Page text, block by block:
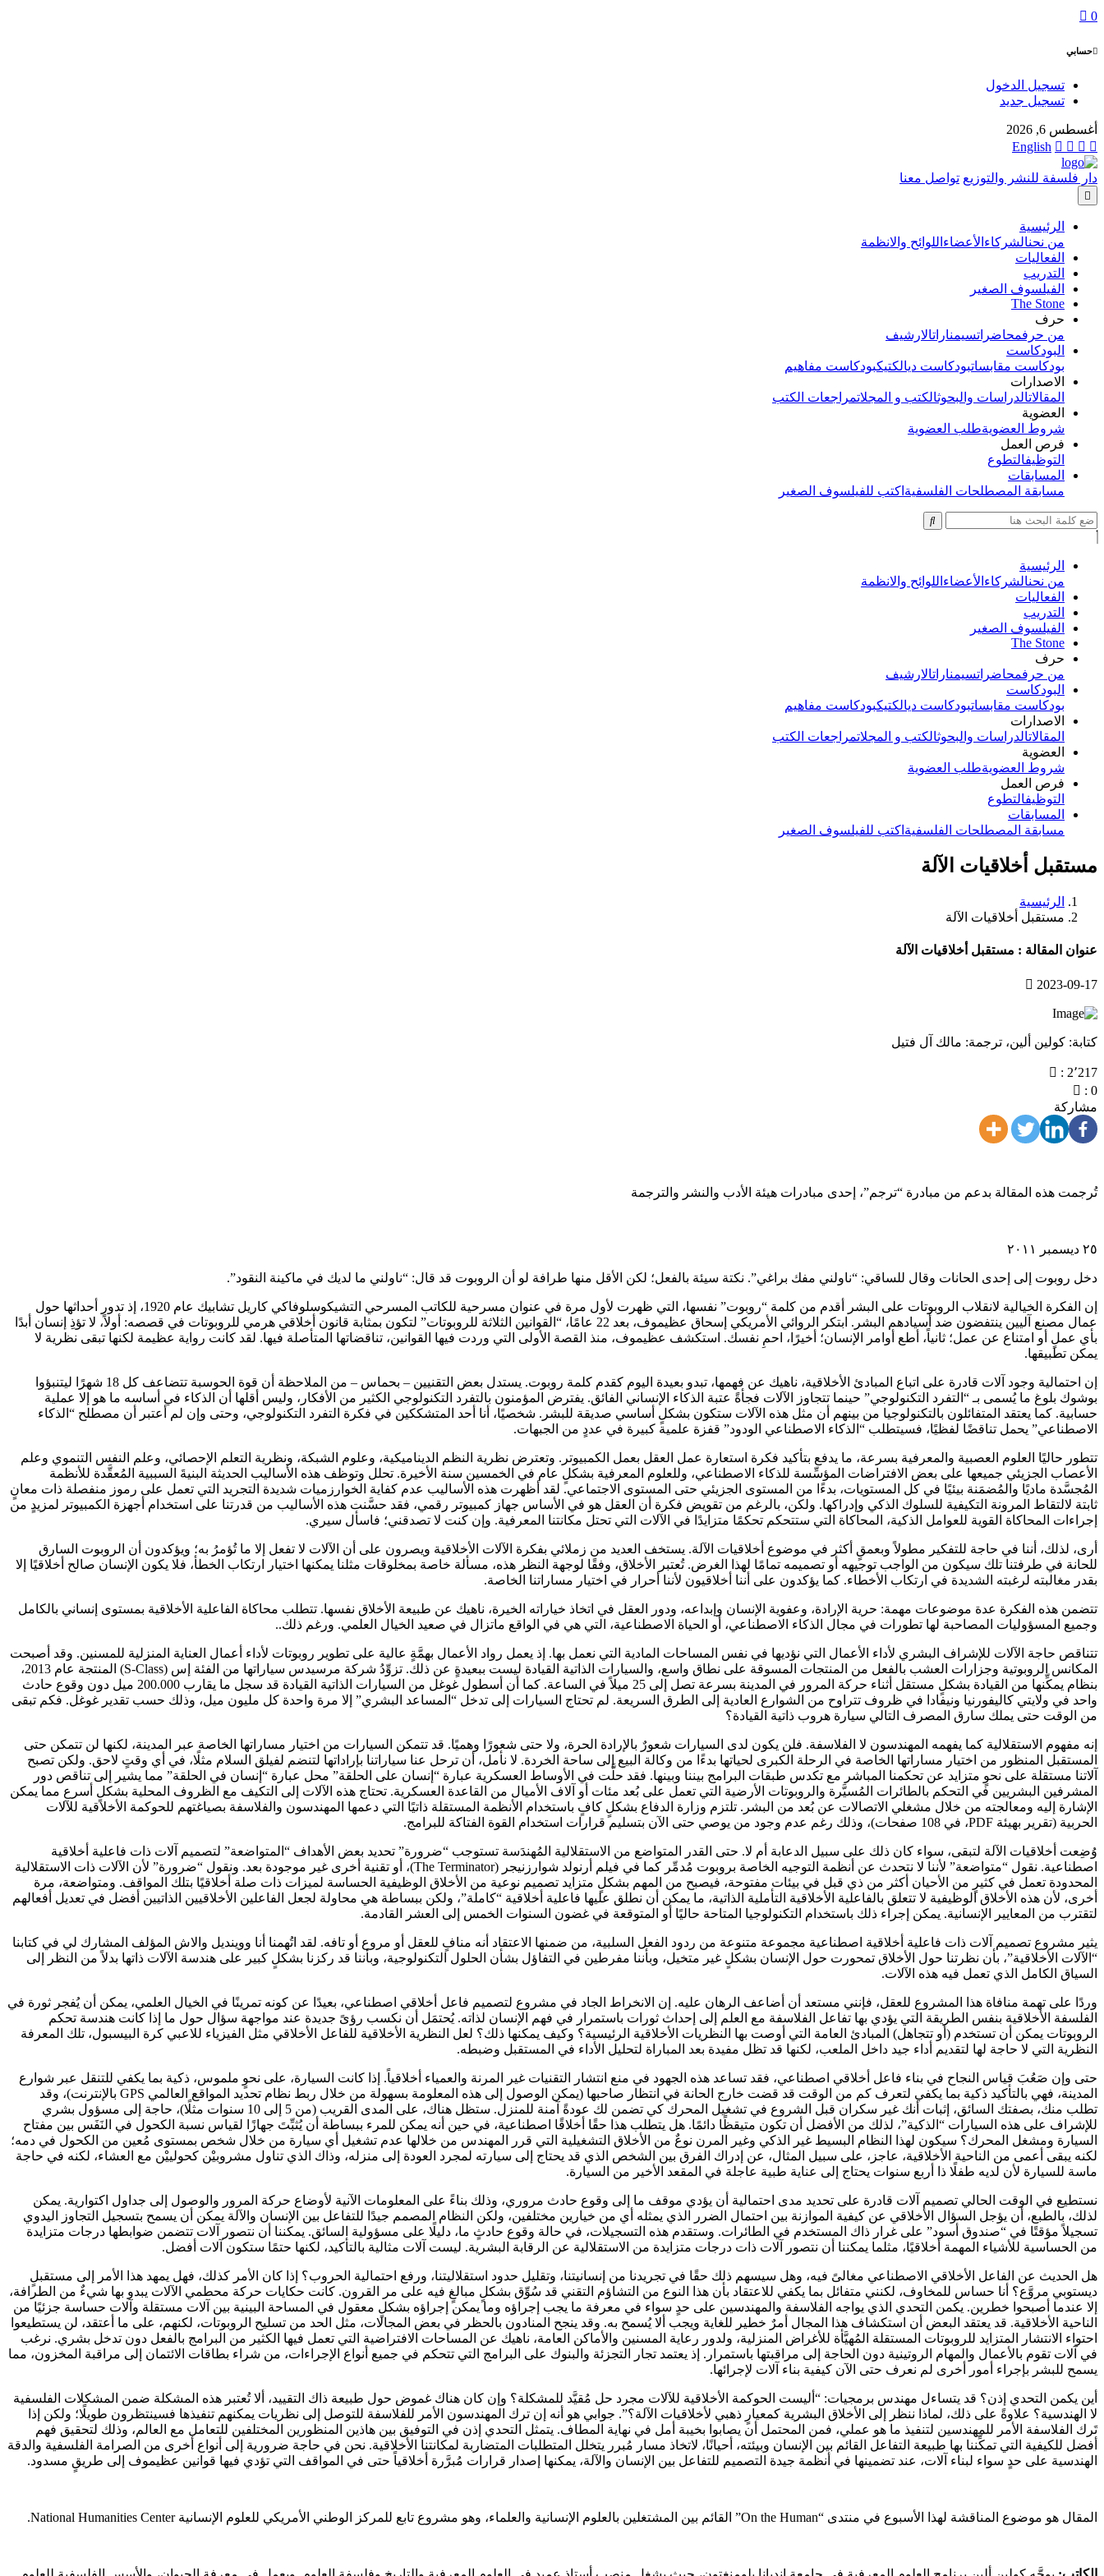
0
حسابي
تسجيل الدخول
تسجيل جديد
أغسطس 6, 2026
English
دار فلسفة للنشر والتوزيع تواصل معنا
الرئيسية
من نحنالشركاء الأعضاء اللوائح والانظمة
الفعاليات
التدريب
الفيلسوف الصغير
The Stone
حرف
من حرفمحاضراتسيمناراتالارشيف
البودكاست
بودكاست مقابساتبودكاست ديالكتيكبودكاست مفاهيم
الاصدارات
المقالاتالدراسات والبحوثالكتب و المجلاتمراجعات الكتب
العضوية
شروط العضويةطلب العضوية
فرص العمل
التوظيفالتطوع
المسابقات
مسابقة المصطلحات الفلسفية اكتب للفيلسوف الصغير
الرئيسية
من نحنالشركاء الأعضاء اللوائح والانظمة
الفعاليات
التدريب
الفيلسوف الصغير
The Stone
حرف
من حرفمحاضراتسيمناراتالارشيف
البودكاست
بودكاست مقابساتبودكاست ديالكتيكبودكاست مفاهيم
الاصدارات
المقالاتالدراسات والبحوثالكتب و المجلاتمراجعات الكتب
العضوية
شروط العضويةطلب العضوية
فرص العمل
التوظيفالتطوع
المسابقات
مسابقة المصطلحات الفلسفية اكتب للفيلسوف الصغير
مستقبل أخلاقيات الآلة
الرئيسية
مستقبل أخلاقيات الآلة
عنوان المقالة : مستقبل أخلاقيات الآلة
2023-09-17
كتابة: كولين ألين، ترجمة: مالك آل فتيل
: 2٬217
: 0
مشاركة
تُرجمت هذه المقالة بدعم من مبادرة “ترجم”، إحدى مبادرات هيئة الأدب والنشر والترجمة
٢٥ ديسمبر ٢٠١١
دخل روبوت إلى إحدى الحانات وقال للساقي: “ناولني مفك براغي”. نكتة سيئة بالفعل؛ لكن الأقل منها طرافة لو أن الروبوت قد قال: “ناولني ما لديك في ماكينة النقود”.
إن الفكرة الخيالية لانقلاب الروبوتات على البشر أقدم من كلمة “روبوت” نفسها، التي ظهرت لأول مرة في عنوان مسرحية للكاتب المسرحي التشيكوسلوفاكي كاريل تشابيك عام 1920، إذ تدور أحداثها حول
عمال مصنع آليين ينتفضون ضد أسيادهم البشر. ابتكر الروائي الأمريكي إسحاق عظيموف، بعد 22 عامًا، “القوانين الثلاثة للروبوتات” لتكون بمثابة قانون أخلاقي هرمي للروبوتات في قصصه: أولاً، لا تؤذِ إنسان أبدًا
بأي عملٍ أو امتناع عن عمل؛ ثانياً، أطع أوامر الإنسان؛ أخيرًا، احمِ نفسك. استكشف عظيموف، منذ القصة الأولى التي وردت فيها القوانين، تناقضاتها المتأصلة فيها. لقد كانت رواية عظيمة لكنها تبقى نظرية لا
يمكن تطبيقها.
إن احتمالية وجود آلات قادرة على اتباع المبادئ الأخلاقية، ناهيك عن فهمها، تبدو بعيدة اليوم كقدم كلمة روبوت. يستدل بعض التقنيين – بحماس – من الملاحظة أن قوة الحوسبة تتضاعف كل 18 شهرًا ليتنبؤوا
بوشوك بلوغ ما يُسمى بـ “التفرد التكنولوجي” حينما تتجاوز الآلات فجأةً عتبة الذكاء الإنساني الفائق. يفترض المؤمنون بالتفرد التكنولوجي الكثير من الأفكار، وليس أقلها أن الذكاء في أساسه ما هو إلا عملية
حسابية. كما يعتقد المتفائلون بالتكنولوجيا من بينهم أن مثل هذه الآلات ستكون بشكلٍ أساسي صديقة للبشر. شخصيًا، أنا أحد المتشككين في فكرة التفرد التكنولوجي، وحتى وإن لم أعتبر أن مصطلح “الذكاء
الاصطناعي” يحمل تناقضًا لفظيًا، فسيتطلب “الذكاء الاصطناعي الودود” قفزة علمية كبيرة في عددٍ من الجبهات.
تتطور حاليًا العلوم العصبية والمعرفية بسرعة، ما يدفع بتأكيد فكرة استعارة عمل العقل بعمل الكمبيوتر. وتعترض نظرية النظم الديناميكية، وعلوم الشبكة، ونظرية التعلم الإحصائي، وعلم النفس التنموي وعلم
الأعصاب الجزيئي جميعها على بعض الافتراضات المؤسِّسة للذكاء الاصطناعي، وللعلوم المعرفية بشكلٍ عام في الخمسين سنة الأخيرة. تحلل وتوظف هذه الأساليب الحديثة البنيةَ السببية المُعقَّدة للأنظمة
المُجسَّدة ماديًا والمُضمَنة بيئيًا في كل المستويات، بدءًا من المستوى الجزيئي حتى المستوى الاجتماعي. لقد أظهرت هذه الأساليب عدم كفاية الخوارزميات شديدة التجريد التي تعمل على رموز منفصلة ذات معانٍ
ثابتة لالتقاط المرونة التكيفية للسلوك الذكي وإدراكها. ولكن، بالرغم من تقويض فكرة أن العقل هو في الأساس جهاز كمبيوتر رقمي، فقد حسَّنت هذه الأساليب من قدرتنا على استخدام أجهزة الكمبيوتر لمزيدٍ من
إجراءات المحاكاة القوية للعوامل الذكية، المحاكاة التي ستتحكم تحكمًا متزايدًا في الآلات التي تحتل مكانتنا المعرفية. وإن كنت لا تصدقني؛ فاسأل سيري.
أرى، لذلك، أننا في حاجة للتفكير مطولاً وبعمقٍ أكثر في موضوع أخلاقيات الآلة. يستخف العديد من زملائي بفكرة الآلات الأخلاقية ويصرون على أن الآلات لا تفعل إلا ما تُؤمرُ به؛ ويؤكدون أن الروبوت السارق
للحانة في طرفتنا تلك سيكون من الواجب توجيهه أو تصميمه تمامًا لهذا الغرض. تُعتبر الأخلاق، وفقًا لوجهة النظر هذه، مسألة خاصة بمخلوقات مثلنا يمكنها اختيار ارتكاب الخطأ، فلا يكون الإنسان صالح أخلاقيًا إلا
بقدر مغالبته لرغبته الشديدة في ارتكاب الأخطاء. كما يؤكدون على أننا أخلاقيون لأننا أحرار في اختيار مساراتنا الخاصة.
تتضمن هذه الفكرة عدة موضوعات مهمة: حرية الإرادة، وعفوية الإنسان وإبداعه، ودور العقل في اتخاذ خياراته الخيرة، ناهيك عن طبيعة الأخلاق نفسها. تتطلب محاكاة الفاعلية الأخلاقية بمستوى إنساني بالكامل
وجميع المسؤوليات المصاحبة لها تطورات في مجال الذكاء الاصطناعي، أو الحياة الاصطناعية، التي هي في الواقع ماتزال في صعيد الخيال العلمي. ورغم ذلك..
تتناقص حاجة الآلات للإشراف البشري لأداء الأعمال التي نؤديها في نفس المساحات المادية التي نعمل بها. إذ يعمل رواد الأعمال بهمَّةٍ عالية على تطوير روبوتات لأداء أعمال العناية المنزلية للمسنين. وقد أصبحت
المكانس الروبوتية وجزارات العشب بالفعل من المنتجات المسوقة على نطاق واسع، والسيارات الذاتية القيادة ليست ببعيدةٍ عن ذلك. تزوِّدُ شركة مرسيدس سياراتها من الفئة إس (S-Class) المنتجة عام 2013،
بنظام يمكِّنها من القيادة بشكلٍ مستقل أثناء حركة المرور في المدينة بسرعة تصل إلى 25 ميلاً في الساعة. كما أن أسطول غوغل من السيارات الذاتية القيادة قد سجل ما يقارب 200.000 ميل دون وقوع حادث
واحد في ولايتي كاليفورنيا ونيفادا في ظروف تتراوح من الشوارع العادية إلى الطرق السريعة. لم تحتاج السيارات إلى تدخل “المساعد البشري” إلا مرة واحدة كل مليون ميل، وذلك حسب تقدير غوغل. فكم تبقى
من الوقت حتى يملك سارق المصرف التالي سيارة هروب ذاتية القيادة؟
إنه مفهوم الاستقلالية كما يفهمه المهندسون لا الفلاسفة. فلن يكون لدى السيارات شعورٌ بالإرادة الحرة، ولا حتى شعورًا وهميًا. قد تتمكن السيارات من اختيار مساراتها الخاصة عبر المدينة، لكنها لن تتمكن حتى
المستقبل المنظور من اختيار مساراتها الخاصة في الرحلة الكبرى لحياتها بدءًا من وكالة البيع إلى ساحة الخردة. لا نأمل، أن ترحل عنا سياراتنا بإراداتها لتنضم لفيلق السلام مثلًا، في أي وقتٍ لاحق. ولكن تصبح
آلاتنا مستقلة على نحوٍ متزايد عن تحكمنا المباشر مع تكدس طبقات البرامج بيننا وبينها. فقد حلَّت في الأوساط العسكرية عبارة “إنسان على الحلقة” محل عبارة “إنسان في الحلقة” مما يشير إلى تناقص دور
المشرفين البشريين في التحكم بالطائرات المُسيَّرة والروبوتات الأرضية التي تعمل على بُعد مئات أو آلاف الأميال من القاعدة العسكرية. تحتاج هذه الآلات إلى التكيف مع الظروف المحلية بشكلٍ أسرع مما يمكن
الإشارة إليه ومعالجته من خلال مشغلي الاتصالات عن بُعد من البشر. تلتزم وزارة الدفاع بشكلٍ كافٍ باستخدام الأنظمة المستقلة ذاتيًا التي دعمها المهندسون والفلاسفة بصياغتهم للحوكمة الأخلاقية للآلات
الحربية (تقرير بهيئة PDF، في 108 صفحات)، وذلك رغم عدم وجود من يوصي حتى الآن بتسليم قرارات استخدام القوة الفتاكة للبرامج.
وُضِعت أخلاقيات الآلة لتبقى، سواء كان ذلك على سبيل الدعابة أم لا. حتى القدر المتواضع من الاستقلالية المُهندَسة تستوجب “ضرورة” تحديد بعض الأهداف “المتواضعة” لتصميم آلات ذات فاعلية أخلاقية
اصطناعية. نقول “متواضعة” لأننا لا نتحدث عن أنظمة التوجيه الخاصة بروبوت مُدمِّر كما في فيلم أرنولد شوارزنيجر (The Terminator)، أو تقنية أخرى غير موجودة بعد. ونقول “ضرورة” لأن الآلات ذات الاستقلالية
المحدودة تعمل في كثيرٍ من الأحيان أكثر من ذي قبل في بيئات مفتوحة، فيصبح من المهم بشكلٍ متزايد تصميم نوعية من الأخلاق الوظيفية الحساسة لميزات ذات صلة أخلاقيًا بتلك المواقف. ومتواضعة، مرة
أخرى، لأن هذه الأخلاق الوظيفية لا تتعلق بالفاعلية الأخلاقية التأملية الذاتية، ما يمكن أن نطلق عليها فاعلية أخلاقية “كاملة”، ولكن ببساطة هي محاولة لجعل الفاعلين الأخلاقيين الذاتيين أفضل في تعديل أفعالهم
لتقترب من المعايير الإنسانية. يمكن إجراء ذلك باستخدام التكنولوجيا المتاحة حاليًا أو المتوقعة في غضون السنوات الخمس إلى العشر القادمة.
يثير مشروع تصميم آلات ذات فاعلية أخلاقية اصطناعية مجموعة متنوعة من ردود الفعل السلبية، من ضمنها الاعتقاد أنه منافٍ للعقل أو مروع أو تافه. لقد اتُهمنا أنا ووينديل والاش المؤلف المشارك لي في كتابنا
“الآلات الأخلاقية”، بأن نظرتنا حول الأخلاق تمحورت حول الإنسان بشكلٍ غير متخيل، وبأننا مفرطين في التفاؤل بشأن الحلول التكنولوجية، وبأننا قد ركزنا بشكلٍ كبير على هندسة الآلات ذاتها بدلاً من النظر إلى
السياق الكامل الذي تعمل فيه هذه الآلات.
وردًا على تهمة منافاة هذا المشروع للعقل، فإنني مستعد أن أضاعف الرهان عليه. إن الانخراط الجاد في مشروع لتصميم فاعل أخلاقي اصطناعي، بعيدًا عن كونه تمرينًا في الخيال العلمي، يمكن أن يُفجر ثورة في
الفلسفة الأخلاقية بنفس الطريقة التي يؤدي بها تفاعل الفلاسفة مع العلم إلى إحداث ثورات باستمرار في فهم الإنسان لذاته. يُحتمَل أن نكسب رؤىً جديدة عند مواجهة سؤال حول ما إذا كانت هندسة تحكم
الروبوتات يمكن أن تستخدم (أو تتجاهل) المبادئ العامة التي أوصت بها النظريات الأخلاقية الرئيسية؟ وكيف يمكنها ذلك؟ لعل النظرية الأخلاقية للفاعل الأخلاقي مثل الفيزياء للاعبي كرة البيسبول، تلك المعرفة
النظرية التي لا حاجة لها لتقديم أداء جيد داخل الملعب، لكنها قد تظل مفيدة بعد المباراة لتحليل الأداء في المستقبل وضبطه.
حتى وإن صَعُبَ قياس النجاح في بناء فاعل أخلاقي اصطناعي، فقد تساعد هذه الجهود في منع انتشار التقنيات غير المرنة والعمياء أخلاقياً. إذا كانت السيارة، على نحوٍ ملموس، ذكية بما يكفي للتنقل عبر شوارع
المدينة، فهي بالتأكيد ذكية بما يكفي لتعرف كم من الوقت قد قضت خارج الحانة في انتظار صاحبها (يمكن الوصول إلى هذه المعلومة بسهولة من خلال ربط نظام تحديد المواقع العالمي GPS بالإنترنت)، وقد
تطلب منك، بصفتك السائق، إثبات أنك غير سكران قبل الشروع في تشغيل المحرك كي تضمن لك عودةً آمنة للمنزل. ستظل هناك، على المدى القريب (من 5 إلى 10 سنوات مثلًا)، حاجة إلى مسؤول بشري
للإشراف على هذه السيارات “الذكية”، لذلك من الأفضل أن تكون متيقظًا دائمًا. هل يتطلب هذا حقًا أخلاقًا اصطناعية، في حين أنه يمكن للمرء ببساطة أن يُثبِّتَ جهازًا لقياس نسبة الكحول في النَفَس بين مفتاح
السيارة ومشغل المحرك؟ سيكون لهذا النظام البسيط غير الذكي وغير المرن نوعٌ من الأخلاق التشغيلية التي قرر المهندس من خلالها عدم تشغيل أي سيارة من خلال شخص بمستوى مُعين من الكحول في دمه؛
لكنه يبقى أعمى من الناحية الأخلاقية، عاجز، على سبيل المثال، عن إدراك الفرق بين الشخص الذي قد يحتاج إلى سيارته لمجرد العودة إلى منزله، وذاك الذي تناول مشروبيْن كحولييْن مع العشاء، لكنه في حاجة
ماسة للسيارة لأن لديه طفلًا ذا أربع سنوات يحتاج إلى عناية طبية عاجلة في المقعد الأخير من السيارة.
نستطيع في الوقت الحالي تصميم آلات قادرة على تحديد مدى احتمالية أن يؤدي موقف ما إلى وقوع حادث مروري، وذلك بناءً على المعلومات الآنية لأوضاع حركة المرور والوصول إلى جداول اكتوارية. يمكن
لذلك، بالطبع، أن يؤجل السؤال الأخلاقي عن كيفية الموازنة بين احتمال الضرر الذي يمثله أي من خيارين مختلفين، ولكن النظام المصمم جيدًا للتفاعل بين الإنسان والآلة يمكن أن يسمح بتسجيل التجاوز اليدوي
تسجيلاً مؤقتًا في “صندوق أسود” على غرار ذاك المستخدم في الطائرات. وستقدم هذه التسجيلات، في حالة وقوع حادثٍ ما، دليلًا على مسؤولية السائق. يمكننا أن نتصور آلات تتضمن ضوابطها درجات متزايدة
من الحساسية للأشياء المهمة أخلاقيًا، مثلما يمكننا أن نتصور آلات ذات درجات متزايدة من الاستقلالية عن الرقابة البشرية. ليست آلات مثالية بالتأكيد، لكنها حتمًا ستكون آلات أفضل.
هل الحديث عن الفاعل الأخلاقي الاصطناعي مغالىً فيه، وهل سيسهم ذلك حقًا في تجريدنا من إنسانيتنا، وتقليل حدود استقلاليتنا، ورفع احتمالية الحروب؟ إذا كان الأمر كذلك، فهل يمهد هذا الأمر إلى مستقبلٍ
ديستوبي مروَّع؟ أنا حساس للمخاوف، لكنني متفائل بما يكفي للاعتقاد بأن هذا النوع من التشاؤم التقني قد سُوِّق بشكلٍ مبالغٍ فيه على مر القرون. كانت حكايات حركة محطمي الآلات يبدو بها شيءٌ من الطرافة،
إلا عندما أصبحوا خطرين. يكمن التحدي الذي يواجه الفلاسفة والمهندسين على حدٍ سواء في معرفة ما يجب إجراؤه وما يمكن إجراؤه بشكلٍ معقول في المساحة البينية بين آلات مستقلة وآلات حساسة جزئيًا من
الناحية الأخلاقية. قد يعتقد البعض أن استكشاف هذا المجال أمرٌ خطير للغاية ويجب ألا يُسمح به. وقد ينجح المنادون بالحظر في بعض المجالات، مثل الحد من تسليح الروبوتات، لكنهم، على ما أعتقد، لن يستطيعوا
احتواء الانتشار المتزايد للروبوتات المستقلة المُهيَّأة للأغراض المنزلية، ولدور رعاية المسنين والأماكن العامة، ناهيك عن المساحات الافتراضية التي تعمل فيها الكثير من البرامج بالفعل دون تدخل بشري. نرغب
في آلات تقوم بالأعمال والمهام الروتينية دون الحاجة إلى مراقبتها باستمرار. إذ يعتمد تجار التجزئة والبنوك على البرامج التي تتحكم في جميع أنواع الإجراءات، من شراء بطاقات الائتمان إلى مراقبة المخزون، مما
يسمح للبشر بإجراء أمور أخرى لم نعرف حتى الآن كيفية بناء آلات لإجرائها.
أين يكمن التحدي إذن؟ قد يتساءل مهندس برمجيات: “أليست الحوكمة الأخلاقية للآلات مجرد حل مُقيَّد للمشكلة؟ وإن كان هناك غموض حول طبيعة ذاك التقييد، ألا تُعتبر هذه المشكلة ضمن المشكلات الفلسفية
لا الهندسية؟ علاوةً على ذلك، لماذا ننظر إلى الأخلاق البشرية كمعيارٍ ذهبي لأخلاقيات الآلة؟”. جوابي هو أنه إن ترك المهندسون الأمر للفلاسفة للتوصل إلى نظريات يمكنهم تنفيذها فسينتظرون طويلًا؛ ولكن إذا
تَرك الفلاسفة الأمر للمهندسين لتنفيذ ما هو عملي، فمن المحتمل أن يصابوا بخيبة أمل في نهاية المطاف. يتمثل التحدي إذن في التوفيق بين هاذين المنظورين المختلفين للتعامل مع العالم، وذلك لتحقيق فهم
أفضل للكيفية التي تمكِّننا بها طبيعة التفاعل القائم بين الإنسان وبيئته، أحيانًا، لاتخاذ مسار مُبرر يتخلل المتطلبات المتضاربة لمكانتنا الأخلاقية. نحن في حاجة ضرورية إلى أنواع أخرى من الصرامة الفلسفية والدقة
الهندسية على حدٍ سواء لبناء آلات، عند تضمينها في أنظمة جيدة التصميم للتفاعل بين الإنسان والآلة، يمكنها إصدار قرارات مُبرَّرة أخلاقياً حتى في المواقف التي تؤدي فيها قوانين عظيموف إلى طريقٍ مسدود.
المقال هو موضوع المناقشة لهذا الأسبوع في منتدى “On the Human” القائم بين المشتغلين بالعلوم الإنسانية والعلماء، وهو مشروع تابع للمركز الوطني الأمريكي للعلوم الإنسانية National Humanities Center.